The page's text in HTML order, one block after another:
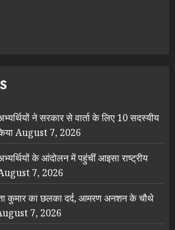
ने सरकार से वार्ता के लिए 10 सदस्यीय
August 7, 2026
के आंदोलन में पहुंचीं आइसा राष्ट्रीय
7, 2026
कुमार का छलका दर्द, आमरण अनशन के चौथे
7, 2026